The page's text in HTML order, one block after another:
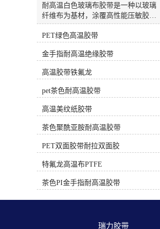
高温，正确使用不留胶）PET绿色/白
色高温胶带材质：绿色或白色聚酯薄
膜。耐温性：约 130°C - 180°C。特
点：绝缘性好，有一定韧性。电子电
带）采用耐高温胶水，在额定温度和
时间下使用后撕除，一般不留残胶。
常用于电路板遮蔽、线圈绝缘、较温
和的焊接保护。三、 遮蔽保护专用
（中低温，专用配方）耐高温美纹纸
胶带材质：皱纹纸+特殊耐高温胶
水。耐温性：根据等级不同，80°C -
220°C 不等。特点：专为喷涂、烤
高温美纹纸胶带（如汽车喷涂级） 在
明）内使用，撕下后不应留残胶。时
间过长或超温使用会导致残胶。应
用：汽车喷漆、家具烤漆、玻璃/陶瓷
喷涂分色。选择与使用核心建议明确
耐高温白色玻璃布胶带是一种以玻璃
纤维布为基材，涂覆高性能压敏胶
（通常为硅胶）的特种胶带。因其出
色的耐热性、绝缘性和机械强度，被
高端工业领域。🔥 核心特性这类胶带
的核心优势在于能承受远超普通胶带
的高温，并提供卓越的物理保护。卓
越的耐温性：这是其较核心的特性。
多数产品可长期耐受200℃的高温，
短期甚至可承受260℃的极端温度。
部分高性能型号，如3M™ 361，能耐
受高达450°F（约232℃） 的温度，间
高。优异的机械强度：玻璃纤维布基
材提供了极高的抗拉强度和耐撕裂
性。例如，日东P-212的抗拉强度可达
323 N/10mm，能有效抵抗磨损和物理
损伤。可靠的电气绝缘性：作为H级
耐热绝缘材料，它具备良好的介电强
东ST-HG-T(R)的击穿电压可达4.5
PET绿色高温胶带
金手指耐高温绝缘胶带
高温胶带铁氟龙
pet茶色耐高温胶带
高温美纹纸胶带
茶色聚酰亚胺耐高温胶带
PET双面胶带耐拉双面胶
特氟龙高温布PTFE
茶色PI金手指耐高温胶带
瑞力胶带